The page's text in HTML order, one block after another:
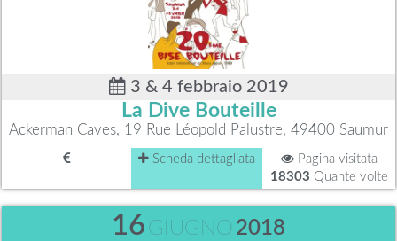
3 & 4 febbraio 2019
La Dive Bouteille
Ackerman Caves, 19 Rue Léopold Palustre, 49400 Saumur
Scheda dettagliata
Pagina visitata
18303 Quante volte
16 GIUGNO 2018